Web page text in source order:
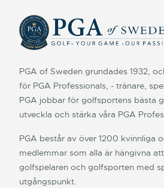
PGA of Sweden grundades 1932,
för PGA Professionals, - tränare,
PGA jobbar för golfsportens bästa
utveckla och stärka våra PGA
PGA består av över 1200 kvinnliga
medlemmar som alla är hängivna
golfspelaren och golfsporten med
utgångspunkt.